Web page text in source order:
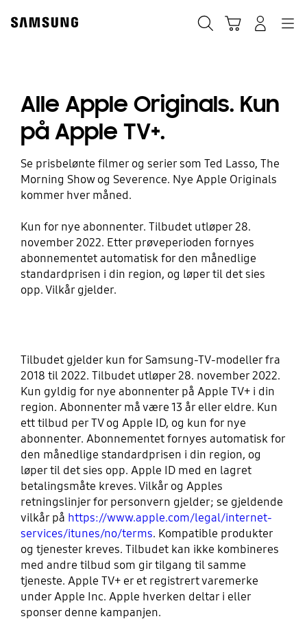
content
Alle Apple Originals. Kun
på Apple TV+.
Se prisbelønte filmer og serier som Ted Lasso, The
Morning Show og Severence. Nye Apple Originals
kommer hver måned.
Kun for nye abonnenter. Tilbudet utløper 28.
november 2022. Etter prøveperioden fornyes
abonnementet automatisk for den månedlige
standardprisen i din region, og løper til det sies
opp. Vilkår gjelder.
Tilbudet gjelder kun for Samsung-TV-modeller fra
2018 til 2022. Tilbudet utløper 28. november 2022.
Kun gyldig for nye abonnenter på Apple TV+ i din
region. Abonnenter må være 13 år eller eldre. Kun
ett tilbud per TV og Apple ID, og kun for nye
abonnenter. Abonnementet fornyes automatisk for
den månedlige standardprisen i din region, og
løper til det sies opp. Apple ID med en lagret
betalingsmåte kreves. Vilkår og Apples
retningslinjer for personvern gjelder; se gjeldende
vilkår på https://www.apple.com/legal/internet-
services/itunes/no/terms. Kompatible produkter
og tjenester kreves. Tilbudet kan ikke kombineres
med andre tilbud som gir tilgang til samme
tjeneste. Apple TV+ er et registrert varemerke
under Apple Inc. Apple hverken deltar i eller
sponser denne kampanjen.